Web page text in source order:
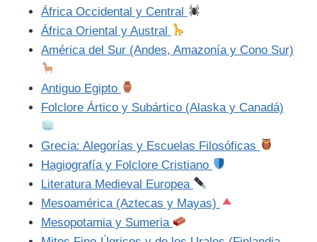
África Occidental y Central
África Oriental y Austral
América del Sur (Andes, Amazonía y Cono Sur)
Antiguo Egipto
Folclore Ártico y Subártico (Alaska y Canadá)
Grecia: Alegorías y Escuelas Filosóficas
Hagiografía y Folclore Cristiano
Literatura Medieval Europea
Mesoamérica (Aztecas y Mayas)
Mesopotamia y Sumeria